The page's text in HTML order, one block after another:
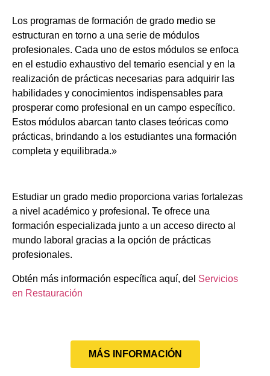
Los programas de formación de grado medio se
estructuran en torno a una serie de módulos
profesionales. Cada uno de estos módulos se enfoca
en el estudio exhaustivo del temario esencial y en la
realización de prácticas necesarias para adquirir las
habilidades y conocimientos indispensables para
prosperar como profesional en un campo específico.
Estos módulos abarcan tanto clases teóricas como
prácticas, brindando a los estudiantes una formación
completa y equilibrada.»
Estudiar un grado medio proporciona varias fortalezas
a nivel académico y profesional. Te ofrece una
formación especializada junto a un acceso directo al
mundo laboral gracias a la opción de prácticas
profesionales.
Obtén más información específica aquí, del Servicios
en Restauración
MÁS INFORMACIÓN